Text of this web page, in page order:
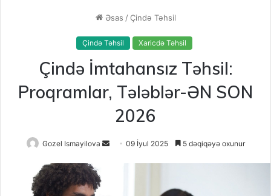
Əsas / Çində Təhsil
Çində Təhsil Xaricdə Təhsil
Çində İmtahansız Təhsil:
Proqramlar, Tələblər-ƏN SON
2026
Gozel Ismayilova
Send09 İyul 2025 5 dəqiqəyə oxunur